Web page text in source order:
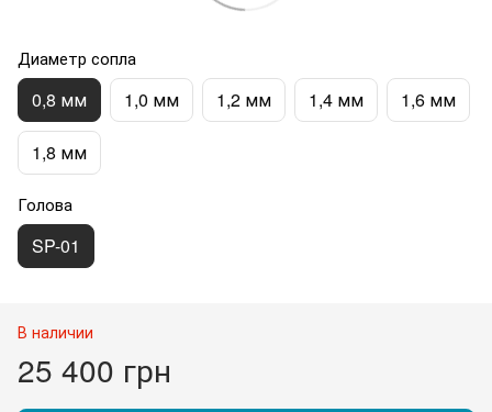
Диаметр сопла
0,8 мм 1,0 мм 1,2 мм 1,4 мм 1,6 мм
1,8 мм
Голова
SP-01
В наличии
25 400 грн